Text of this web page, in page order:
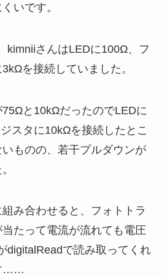
いです。
kimniiさんはLEDに100Ω、フ
を接続していました。
と10kΩだったのでLEDに
スタに10kΩを接続したとこ
ものの、若干プルダウンが
み合わせると、フォトトラ
たって電流が流れても電圧
digitalReadで読み取ってくれ
……